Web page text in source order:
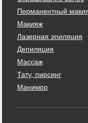
Перманентный
Макияж
Лазерная эпиляция
Депиляция
Массаж
Тату, пирсинг
Маникюр